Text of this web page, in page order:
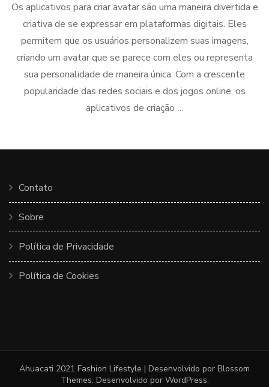
Os aplicativos para criar avatar são uma maneira divertida e
criativa de se expressar em plataformas digitais. Eles
permitem que os usuários personalizem suas imagens,
criando um avatar que se parece com eles ou representa
sua personalidade de maneira única. Com a crescente
popularidade das redes sociais e dos jogos online, os
aplicativos de criação …
Contato
Sobre
Política de Privacidade
Política de Cookies
Ahuacati 2021 Fashion Lifestyle | Desenvolvido por Blossom
Themes. Desenvolvido por WordPress.